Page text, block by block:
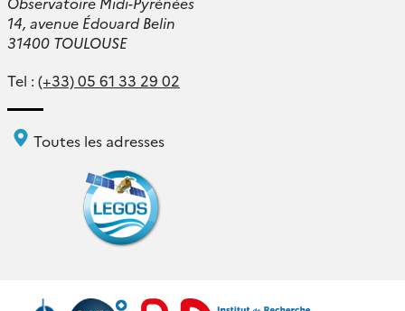
14, avenue Édouard Belin
31400 TOULOUSE
Tel : (+33) 05 61 33 29 02
Toutes les adresses